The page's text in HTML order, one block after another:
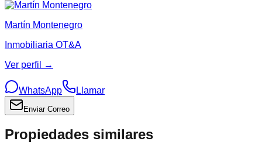
Martín Montenegro
Inmobiliaria OT&A
Ver perfil →
WhatsApp Llamar
Enviar Correo
Propiedades similares